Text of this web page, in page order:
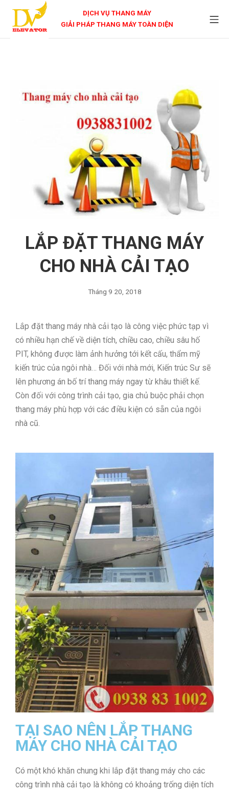
DỊCH VỤ THANG MÁY
GIẢI PHÁP THANG MÁY TOÀN DIỆN
LẮP ĐẶT THANG MÁY
CHO NHÀ CẢI TẠO
Tháng 9 20, 2018
Lắp đặt thang máy nhà cải tạo là công việc phức tạp vì
có nhiều hạn chế về diện tích, chiều cao, chiều sâu hố
PIT, không được làm ảnh hưởng tới kết cấu, thẩm mỹ
kiến trúc của ngôi nhà… Đối với nhà mới, Kiến trúc Sư sẽ
lên phương án bố trí thang máy ngay từ khâu thiết kế.
Còn đối với công trình cải tạo, gia chủ buộc phải chọn
thang máy phù hợp với các điều kiện có sẵn của ngôi
nhà cũ.
TẠI SAO NÊN LẮP THANG
MÁY CHO NHÀ CẢI TẠO
Có một khó khăn chung khi lắp đặt thang máy cho các
công trình nhà cải tạo là không có khoảng trống diện tích